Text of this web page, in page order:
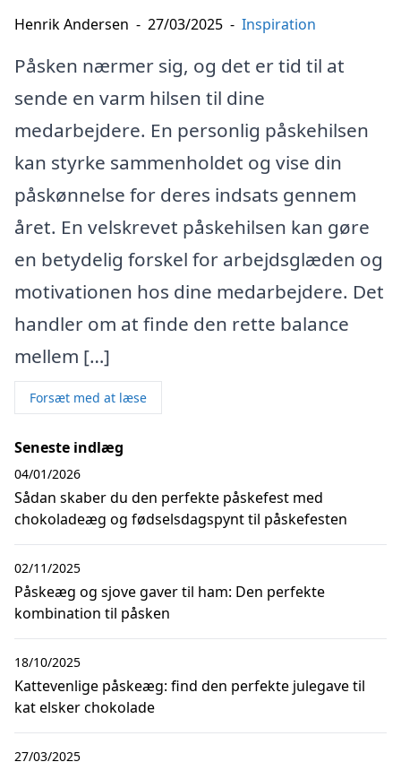
Henrik Andersen - 27/03/2025 - Inspiration
Påsken nærmer sig, og det er tid til at
sende en varm hilsen til dine
medarbejdere. En personlig påskehilsen
kan styrke sammenholdet og vise din
påskønnelse for deres indsats gennem
året. En velskrevet påskehilsen kan gøre
en betydelig forskel for arbejdsglæden og
motivationen hos dine medarbejdere. Det
handler om at finde den rette balance
mellem […]
Forsæt med at læse
Seneste indlæg
Sådan skaber du den perfekte påskefest med
chokoladeæg og fødselsdagspynt til påskefesten
04/01/2026
Påskeæg og sjove gaver til ham: Den perfekte
kombination til påsken
02/11/2025
Kattevenlige påskeæg: find den perfekte julegave til
kat elsker chokolade
18/10/2025
27/03/2025